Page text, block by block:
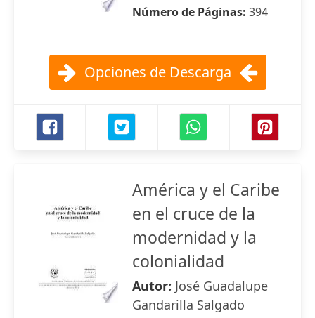
Número de Páginas: 394
Opciones de Descarga
América y el Caribe
en el cruce de la
modernidad y la
colonialidad
Autor: José Guadalupe
Gandarilla Salgado